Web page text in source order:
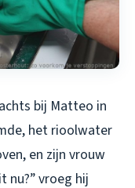
bij Matteo in
het rioolwater
en zijn vrouw
nu?” vroeg hij